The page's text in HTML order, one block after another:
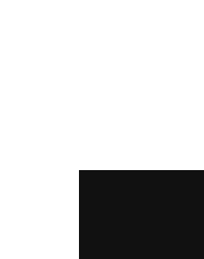
calciatori
come